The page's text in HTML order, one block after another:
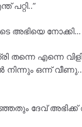
പറ്റി..”
അഭിയെ നോക്കി…
തന്നെ എന്നെ
നിന്നും ഒന്ന്
ദേവ് അഭിക്ക്